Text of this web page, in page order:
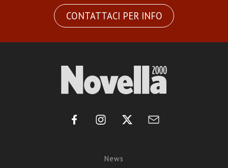
CONTATTACI PER INFO
News